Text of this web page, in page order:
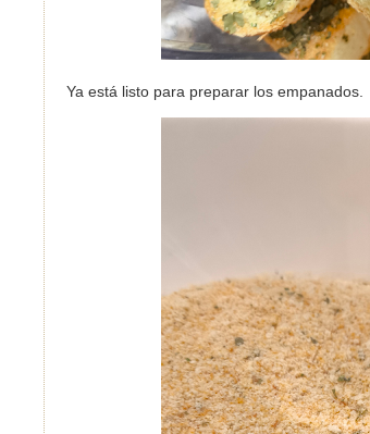
Ya está listo para preparar los empanados.